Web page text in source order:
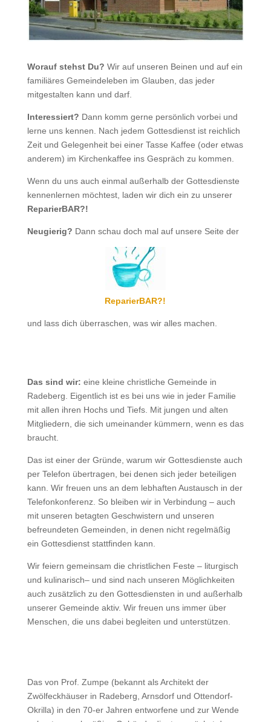
Worauf stehst Du? Wir auf unseren Beinen und auf ein
familiäres Gemeindeleben im Glauben, das jeder
mitgestalten kann und darf.
Interessiert? Dann komm gerne persönlich vorbei und
lerne uns kennen. Nach jedem Gottesdienst ist reichlich
Zeit und Gelegenheit bei einer Tasse Kaffee (oder etwas
anderem) im Kirchenkaffee ins Gespräch zu kommen.
Wenn du uns auch einmal außerhalb der Gottesdienste
kennenlernen möchtest, laden wir dich ein zu unserer
ReparierBAR?!
Neugierig? Dann schau doch mal auf unsere Seite der
ReparierBAR?!
und lass dich überraschen, was wir alles machen.
Das sind wir: eine kleine christliche Gemeinde in
Radeberg. Eigentlich ist es bei uns wie in jeder Familie
mit allen ihren Hochs und Tiefs. Mit jungen und alten
Mitgliedern, die sich umeinander kümmern, wenn es das
braucht.
Das ist einer der Gründe, warum wir Gottesdienste auch
per Telefon übertragen, bei denen sich jeder beteiligen
kann. Wir freuen uns an dem lebhaften Austausch in der
Telefonkonferenz. So bleiben wir in Verbindung – auch
mit unseren betagten Geschwistern und unseren
befreundeten Gemeinden, in denen nicht regelmäßig
ein Gottesdienst stattfinden kann.
Wir feiern gemeinsam die christlichen Feste – liturgisch
und kulinarisch– und sind nach unseren Möglichkeiten
auch zusätzlich zu den Gottesdiensten in und außerhalb
unserer Gemeinde aktiv. Wir freuen uns immer über
Menschen, die uns dabei begleiten und unterstützen.
Das von Prof. Zumpe (bekannt als Architekt der
Zwölfeckhäuser in Radeberg, Arnsdorf und Ottendorf-
Okrilla) in den 70-er Jahren entworfene und zur Wende